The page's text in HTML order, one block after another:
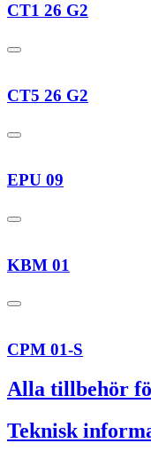
CT1 26 G2
CT5 26 G2
EPU 09
KBM 01
CPM 01-S
Alla tillbehör
Teknisk